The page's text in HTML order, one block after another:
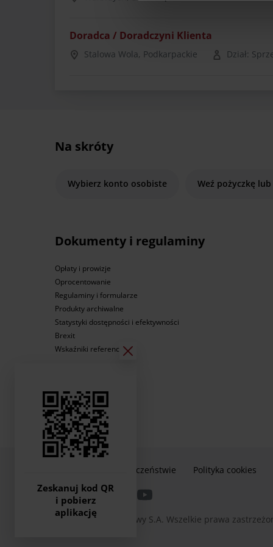
Doradca / Doradczyni Klienta
Stalowa Wola, Podkarpackie Dział:
Zeskanuj kod QR
i pobierz
aplikację
Na skróty
Wybierz konto osobiste Weź pożyczkę
Dokumenty i regulaminy
Opłaty i prowizje
Oprocentowanie
Regulaminy i formularze
Produkty archiwalne
Statystyki dostępności i efektywności
Brexit
Wskaźniki referencyjne
Informacje o bezpieczeństwie Polityka cookies
2026 © Bank Pocztowy S.A. Wszelkie prawa